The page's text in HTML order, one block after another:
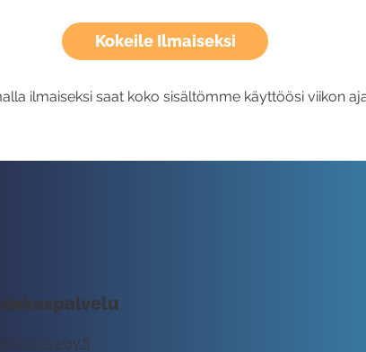
Kokeile Ilmaiseksi
ilmaiseksi saat koko sisältömme käyttöösi viikon